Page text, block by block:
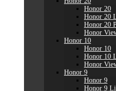
Honor 20
Honor 20
Honor 20
Honor
Honor 10
Honor 10
Honor 10
Honor
Honor 9
Honor 9
Honor 9